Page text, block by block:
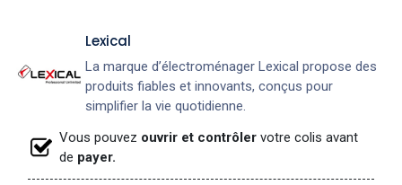
Lexical
La marque d’électroménager Lexical propose des
produits fiables et innovants, conçus pour
simplifier la vie quotidienne.
Vous pouvez ouvrir et contrôler votre colis avant
de payer.